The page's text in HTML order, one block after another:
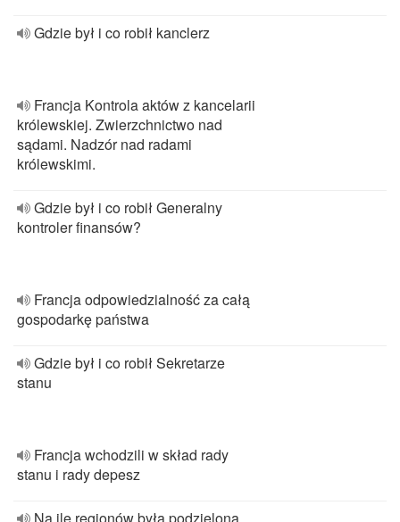
Gdzie był i co robił kanclerz
Francja Kontrola aktów z kancelarii
królewskiej. Zwierzchnictwo nad
sądami. Nadzór nad radami
królewskimi.
Gdzie był i co robił Generalny
kontroler finansów?
Francja odpowiedzialność za całą
gospodarkę państwa
Gdzie był i co robił Sekretarze
stanu
Francja wchodzili w skład rady
stanu i rady depesz